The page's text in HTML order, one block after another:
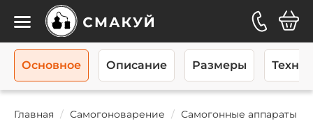
Каталог
Главная Самогоноварение Самогонные аппараты
Основное Описание Размеры